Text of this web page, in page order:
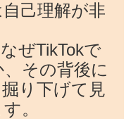
己理解が非
ぜTikTokで
その背後に
り下げて見
。